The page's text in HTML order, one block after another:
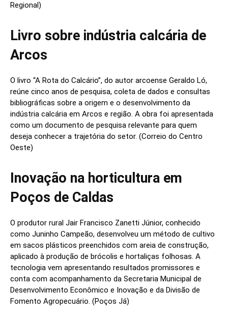
Regional)
Livro sobre indústria calcária de
Arcos
O livro “A Rota do Calcário”, do autor arcoense Geraldo Ló,
reúne cinco anos de pesquisa, coleta de dados e consultas
bibliográficas sobre a origem e o desenvolvimento da
indústria calcária em Arcos e região. A obra foi apresentada
como um documento de pesquisa relevante para quem
deseja conhecer a trajetória do setor. (Correio do Centro
Oeste)
Inovação na horticultura em
Poços de Caldas
O produtor rural Jair Francisco Zanetti Júnior, conhecido
como Juninho Campeão, desenvolveu um método de cultivo
em sacos plásticos preenchidos com areia de construção,
aplicado à produção de brócolis e hortaliças folhosas. A
tecnologia vem apresentando resultados promissores e
conta com acompanhamento da Secretaria Municipal de
Desenvolvimento Econômico e Inovação e da Divisão de
Fomento Agropecuário. (Poços Já)